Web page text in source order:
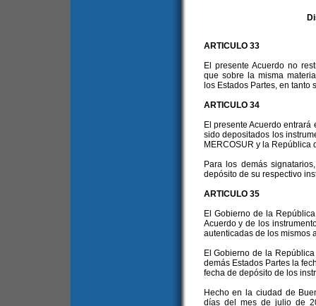
ARTICULO 33
El presente Acuerdo no
que sobre la misma
los Estados Partes, en
ARTICULO 34
El presente Acuerdo
sido depositados los
MERCOSUR y la
Para los demás
depósito de su respectivo
ARTICULO 35
El Gobierno de la
Acuerdo y de los
autenticadas de los mismos
El Gobierno de la
demás Estados Partes la
fecha de depósito de los
Hecho en la ciudad de
días del mes de julio de